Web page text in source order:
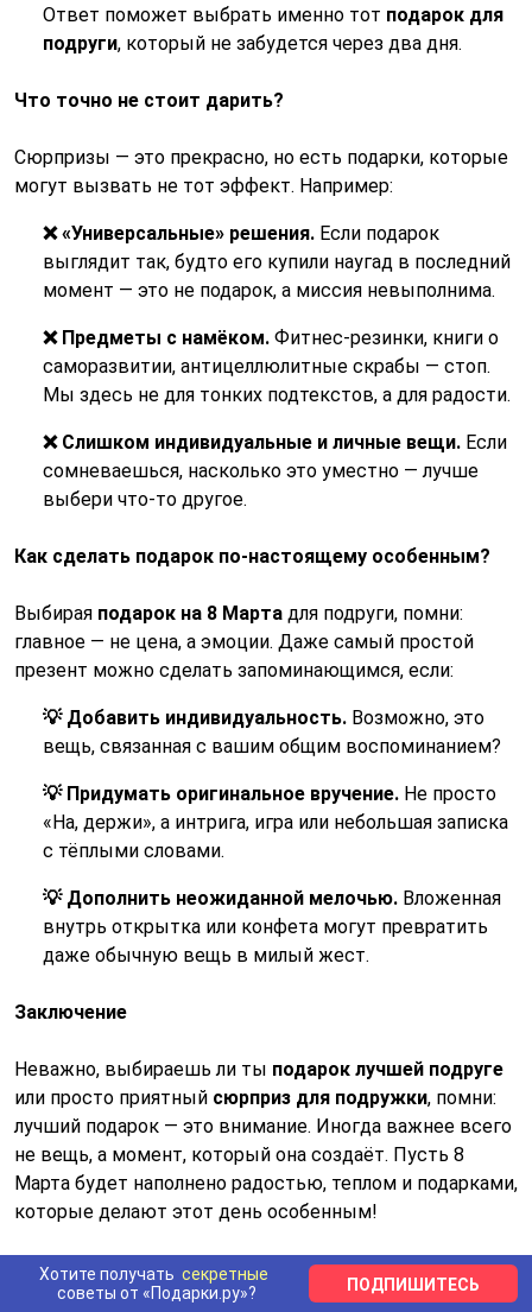
Ответ поможет выбрать именно тот подарок для
подруги, который не забудется через два дня.
Что точно не стоит дарить?
Сюрпризы — это прекрасно, но есть подарки, которые
могут вызвать не тот эффект. Например:
❌ «Универсальные» решения. Если подарок
выглядит так, будто его купили наугад в последний
момент — это не подарок, а миссия невыполнима.
❌ Предметы с намёком. Фитнес-резинки, книги о
саморазвитии, антицеллюлитные скрабы — стоп.
Мы здесь не для тонких подтекстов, а для радости.
❌ Слишком индивидуальные и личные вещи. Если
сомневаешься, насколько это уместно — лучше
выбери что-то другое.
Как сделать подарок по-настоящему особенным?
Выбирая подарок на 8 Марта для подруги, помни:
главное — не цена, а эмоции. Даже самый простой
презент можно сделать запоминающимся, если:
💡 Добавить индивидуальность. Возможно, это
вещь, связанная с вашим общим воспоминанием?
💡 Придумать оригинальное вручение. Не просто
«На, держи», а интрига, игра или небольшая записка
с тёплыми словами.
💡 Дополнить неожиданной мелочью. Вложенная
внутрь открытка или конфета могут превратить
даже обычную вещь в милый жест.
Заключение
Неважно, выбираешь ли ты подарок лучшей подруге
или просто приятный сюрприз для подружки, помни:
лучший подарок — это внимание. Иногда важнее всего
не вещь, а момент, который она создаёт. Пусть 8
Марта будет наполнено радостью, теплом и подарками,
которые делают этот день особенным!
Хотите получать секретные
советы от «Подарки.ру»?
ПОДПИШИТЕСЬ